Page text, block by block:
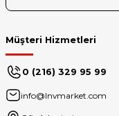
Dahil Olan Garanti
Dahil Olan Hizmet
Teması Garantisi-
Son-in hizmet
Müşteri Hizmetleri
0 (216) 329 95 99
info@lnvmarket.com